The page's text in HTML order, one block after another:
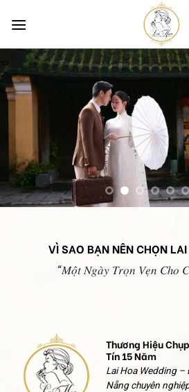
VÌ SAO BẠN NÊN CHỌN
“𝑀𝑜̣̂𝑡 𝑁𝑔𝑎̀𝑦 𝑇𝑟𝑜̣𝑛 𝑉𝑒̣𝑛 𝐶ℎ𝑜
Thương Hiệu
Tín 15 Năm
Lai Hoa Wedding –
Nẵng chuyên